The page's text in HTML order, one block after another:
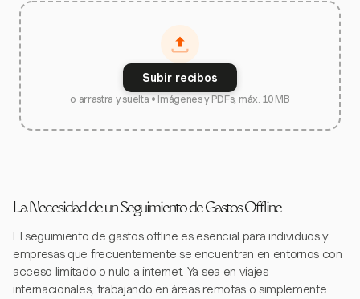
Subir recibos
o arrastra y suelta • Imágenes y PDFs, máx. 10 MB
La Necesidad de un Seguimiento de Gastos Offline
El seguimiento de gastos offline es esencial para individuos y
empresas que frecuentemente se encuentran en entornos con
acceso limitado o nulo a internet. Ya sea en viajes
internacionales, trabajando en áreas remotas o simplemente